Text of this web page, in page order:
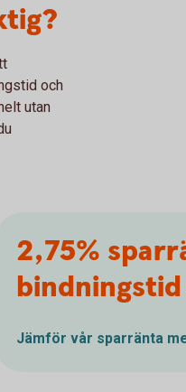
och
utan
2,75%
Jämför vår sparränta